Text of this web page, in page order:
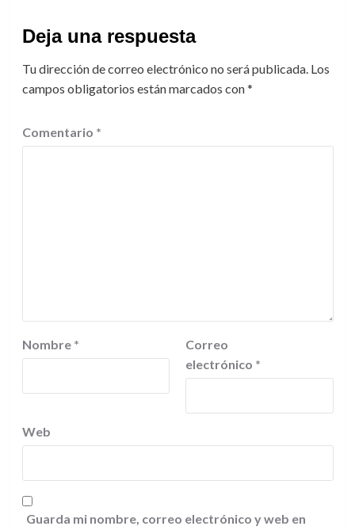
Deja una respuesta
Tu dirección de correo electrónico no será publicada. Los
campos obligatorios están marcados con*
Comentario *
Nombre *
Correo
electrónico *
Web
Guarda mi nombre, correo electrónico y web en